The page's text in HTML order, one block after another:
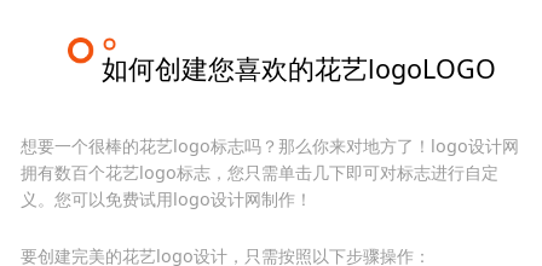
如何创建您喜欢的花艺logoLOGO
想要一个很棒的花艺logo标志吗？那么你来对地方了！logo设计网
拥有数百个花艺logo标志，您只需单击几下即可对标志进行自定
义。您可以免费试用logo设计网制作！
要创建完美的花艺logo设计，只需按照以下步骤操作：